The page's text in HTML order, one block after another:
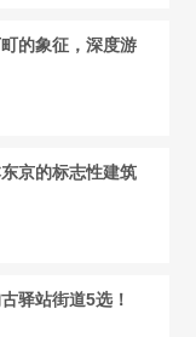
的象征，深度游
京的标志性建筑
驿站街道5选！